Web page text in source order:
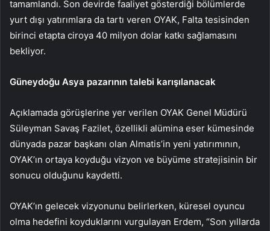
tamamlandı. Son devirde faaliyet gösterdiği bölümlerde
yurt dışı yatırımlara da tartı veren OYAK, Falta tesisinden
birinci etapta ciroya 40 milyon dolar katkı sağlamasını
bekliyor.
Güneydoğu Asya pazarının talebi karışılanacak
Açıklamada görüşlerine yer verilen OYAK Genel Müdürü
Süleyman Savaş Fazilet, özellikli alümina eser kümesinde
dünyada pazar başkanı olan Almatis’in yeni yatırımının,
OYAK’ın ortaya koyduğu vizyon ve büyüme stratejisinin bir
sonucu olduğunu kaydetti.
OYAK’ın gelecek vizyonunu belirlerken, küresel oyuncu
olma hedefini koyduklarını vurgulayan Erdem, “Son yıllarda